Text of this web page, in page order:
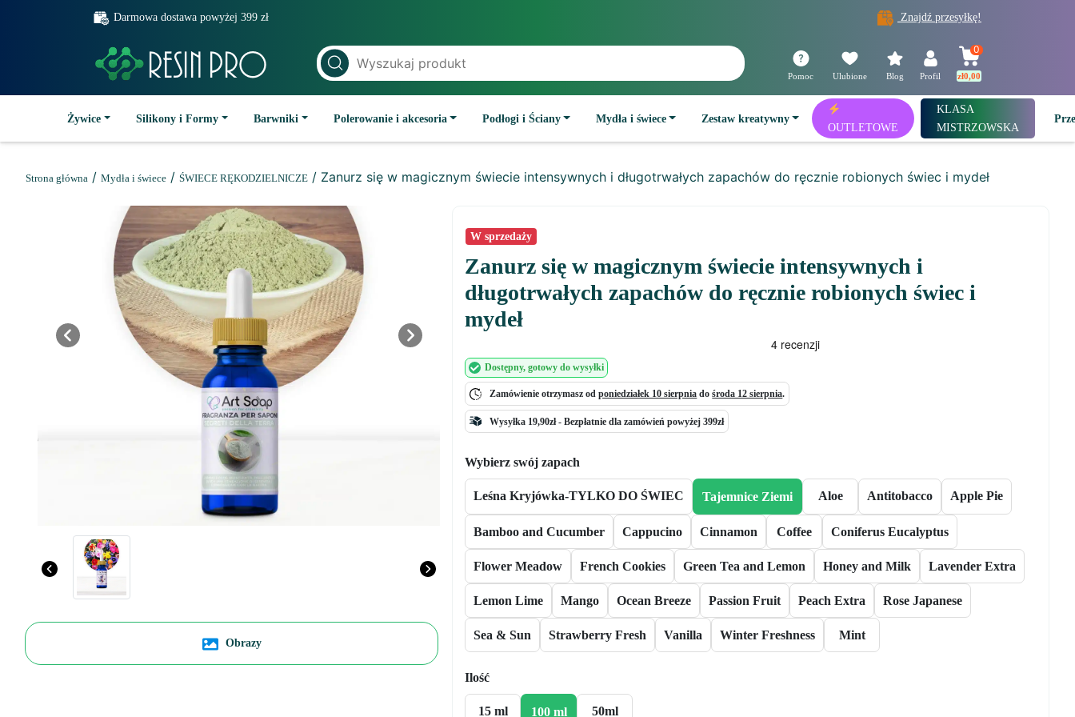
Darmowa dostawa powyżej 399 zł Znajdź przesyłkę!
Pomoc Ulubione Blog Profil
0
zł0,00
Żywice Silikony i Formy Barwniki Polerowanie i akcesoria Podłogi i Ściany Mydła i świece Zestaw kreatywny
OUTLETOWE
KLASA
MISTRZOWSKA
Strona główna / Mydła i świece / ŚWIECE RĘKODZIELNICZE / Zanurz się w magicznym świecie intensywnych i długotrwałych zapachów do ręcznie robionych świec i mydeł
Previous Next
Obrazy
W sprzedaży
Zanurz się w magicznym świecie intensywnych i
długotrwałych zapachów do ręcznie robionych świec i
mydeł
Dostępny, gotowy do wysyłki
Zamówienie otrzymasz odponiedziałek 10 sierpnia dośroda 12 sierpnia.
Wysyłka 19,90zł -Bezpłatnie dla zamówień powyżej 399zł
Wybierz swój zapach
Leśna Kryjówka-TYLKO DO ŚWIEC Tajemnice Ziemi Aloe Antitobacco Apple Pie
Bamboo and Cucumber Cappucino Cinnamon Coffee Coniferus Eucalyptus
Flower Meadow French Cookies Green Tea and Lemon Honey and Milk Lavender Extra
Lemon Lime Mango Ocean Breeze Passion Fruit Peach Extra Rose Japanese
Sea & Sun Strawberry Fresh Vanilla Winter Freshness Mint
Ilość
15 ml 100 ml 50ml